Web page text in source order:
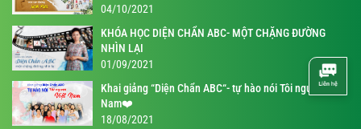
04/10/2021
KHÓA HỌC DIỆN CHẨN ABC- MỘT CHẶNG ĐƯỜNG
NHÌN LẠI
01/09/2021
Khai giảng “Diện Chẩn ABC“- tự hào nói Tôi người Việt
Nam❤️
18/08/2021